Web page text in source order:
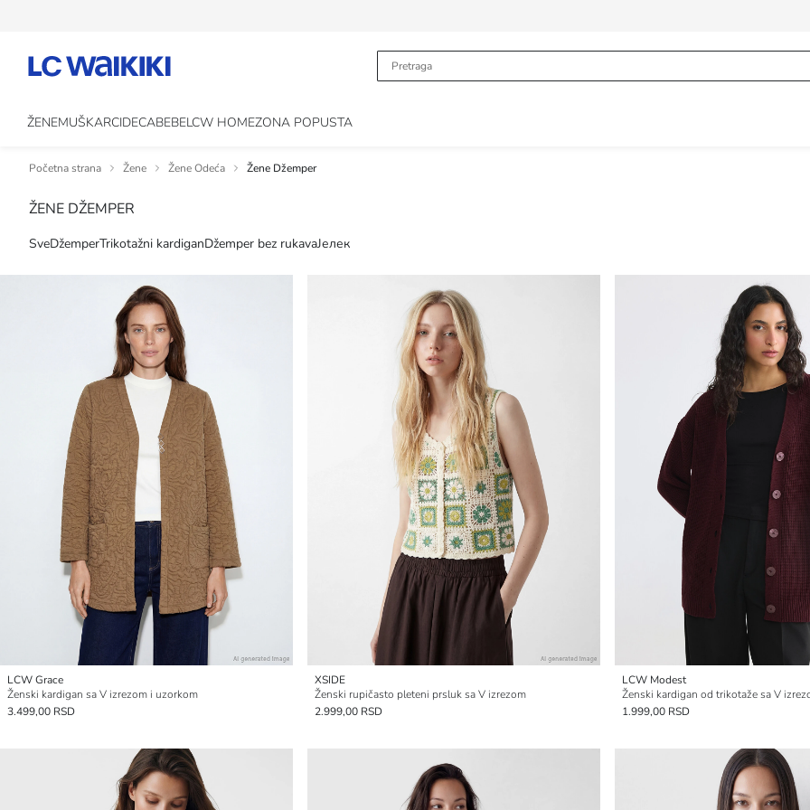
ŽENEMUŠKARCIDECABEBELCW HOMEZONA POPUSTA
Početna strana Žene Žene Odeća Žene Džemper
ŽENE DŽEMPER
SveDžemperTrikotažni kardiganDžemper bez rukavaЈелек
LCW Grace
Ženski kardigan sa V izrezom i uzorkom
3.499,00 RSD
XSIDE
Ženski rupičasto pleteni prsluk sa V izrezom
2.999,00 RSD
LCW Modest
Ženski kardigan od trikotaže sa V
1.999,00 RSD